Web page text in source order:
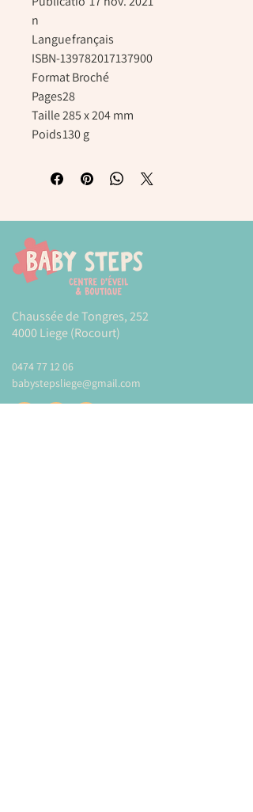
n
Languefrançais
ISBN-139782017137900
FormatBroché
Pages28
Taille285 x 204 mm
Poids130 g
Chaussée de Tongres, 252
4000 Liege (Rocourt)
0474 77 12 06
babystepsliege@gmail.com